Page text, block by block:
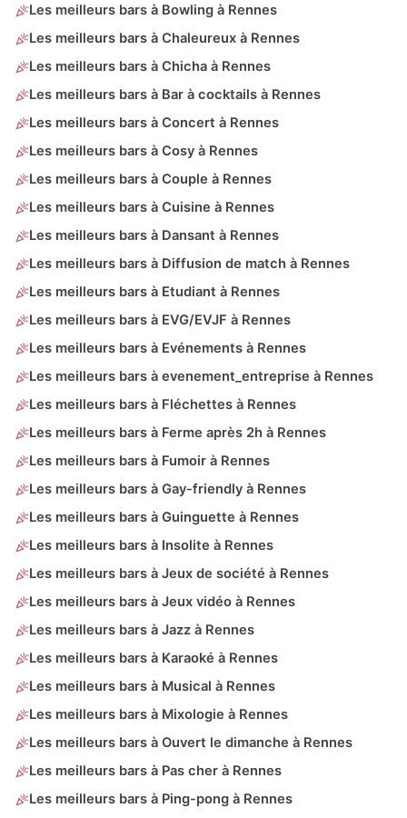
Les meilleurs bars à Bowling à Rennes
Les meilleurs bars à Chaleureux à Rennes
Les meilleurs bars à Chicha à Rennes
Les meilleurs bars à Bar à cocktails à Rennes
Les meilleurs bars à Concert à Rennes
Les meilleurs bars à Cosy à Rennes
Les meilleurs bars à Couple à Rennes
Les meilleurs bars à Cuisine à Rennes
Les meilleurs bars à Dansant à Rennes
Les meilleurs bars à Diffusion de match à Rennes
Les meilleurs bars à Etudiant à Rennes
Les meilleurs bars à EVG/EVJF à Rennes
Les meilleurs bars à Evénements à Rennes
Les meilleurs bars à evenement_entreprise à Rennes
Les meilleurs bars à Fléchettes à Rennes
Les meilleurs bars à Ferme après 2h à Rennes
Les meilleurs bars à Fumoir à Rennes
Les meilleurs bars à Gay-friendly à Rennes
Les meilleurs bars à Guinguette à Rennes
Les meilleurs bars à Insolite à Rennes
Les meilleurs bars à Jeux de société à Rennes
Les meilleurs bars à Jeux vidéo à Rennes
Les meilleurs bars à Jazz à Rennes
Les meilleurs bars à Karaoké à Rennes
Les meilleurs bars à Musical à Rennes
Les meilleurs bars à Mixologie à Rennes
Les meilleurs bars à Ouvert le dimanche à Rennes
Les meilleurs bars à Pas cher à Rennes
Les meilleurs bars à Ping-pong à Rennes